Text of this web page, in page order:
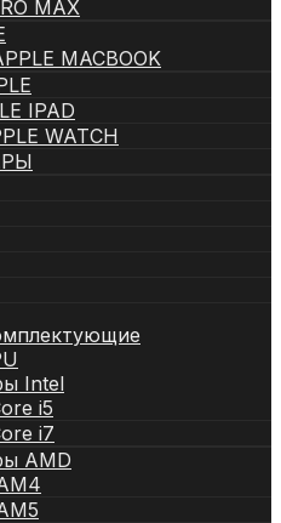
MAX
MACBOOK
IPAD
WATCH
Intel
i5
i7
AMD